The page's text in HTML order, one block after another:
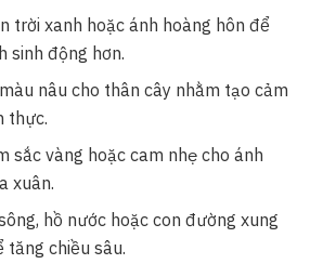
trời xanh hoặc ánh hoàng hôn để
sinh động hơn.
nâu cho thân cây nhằm tạo cảm
thực.
sắc vàng hoặc cam nhẹ cho ánh
xuân.
hồ nước hoặc con đường xung
tăng chiều sâu.